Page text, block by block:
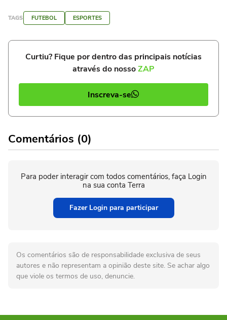
TAGS FUTEBOL ESPORTES
Curtiu? Fique por dentro das principais notícias
através do nossoZAP
Inscreva-se
Comentários (0)
Para poder interagir com todos comentários, faça Login
na sua conta Terra
Fazer Login para participar
Os comentários são de responsabilidade exclusiva de seus
autores e não representam a opinião deste site. Se achar algo
que viole os termos de uso, denuncie.